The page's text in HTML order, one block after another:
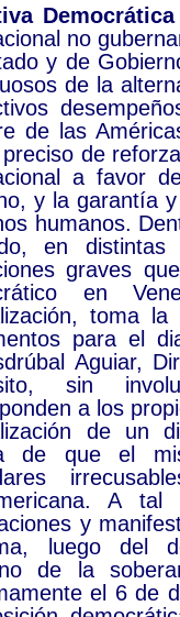
no
y de
de la
de las
de
a favor
y la garantía
humanos.
en
graves
en
toma
para el
Aguiar,
sin
a los
de un
de que el
A
y
luego del
de la
el 6 de